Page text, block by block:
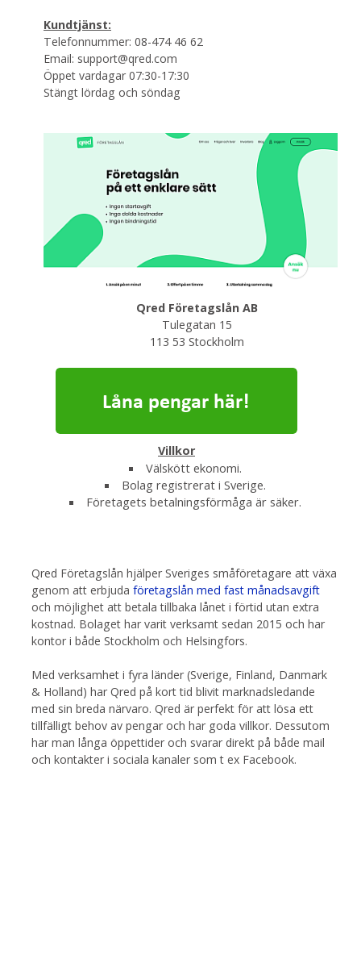
Kundtjänst:
Telefonnummer: 08-474 46 62
Email: support@qred.com
Öppet vardagar 07:30-17:30
Stängt lördag och söndag
Qred Företagslån AB
Tulegatan 15
113 53 Stockholm
Villkor
Välskött ekonomi.
Bolag registrerat i Sverige.
Företagets betalningsförmåga är säker.
Qred Företagslån hjälper Sveriges småföretagare att växa
genom att erbjuda företagslån med fast månadsavgift
och möjlighet att betala tillbaka lånet i förtid utan extra
kostnad. Bolaget har varit verksamt sedan 2015 och har
kontor i både Stockholm och Helsingfors.
Med verksamhet i fyra länder (Sverige, Finland, Danmark
& Holland) har Qred på kort tid blivit marknadsledande
med sin breda närvaro. Qred är perfekt för att lösa ett
tillfälligt behov av pengar och har goda villkor. Dessutom
har man långa öppettider och svarar direkt på både mail
och kontakter i sociala kanaler som t ex Facebook.